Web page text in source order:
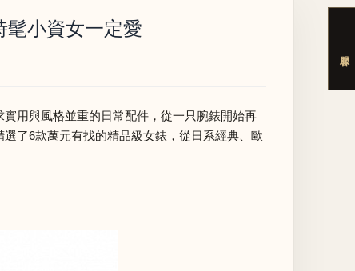
髦小資女一定愛
用與風格並重的日常配件，從一只腕錶開始再
了6款萬元有找的精品級女錶，從日系經典、歐